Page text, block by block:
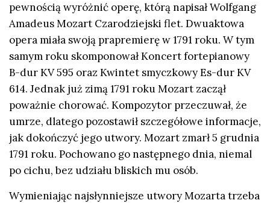
pewnością wyróżnić operę, którą napisał Wolfgang
Amadeus Mozart Czarodziejski flet. Dwuaktowa
opera miała swoją prapremierę w 1791 roku. W tym
samym roku skomponował Koncert fortepianowy
B-dur KV 595 oraz Kwintet smyczkowy Es-dur KV
614. Jednak już zimą 1791 roku Mozart zaczął
poważnie chorować. Kompozytor przeczuwał, że
umrze, dlatego pozostawił szczegółowe informacje,
jak dokończyć jego utwory. Mozart zmarł 5 grudnia
1791 roku. Pochowano go następnego dnia, niemal
po cichu, bez udziału bliskich mu osób.
Wymieniając najsłynniejsze utwory Mozarta trzeba